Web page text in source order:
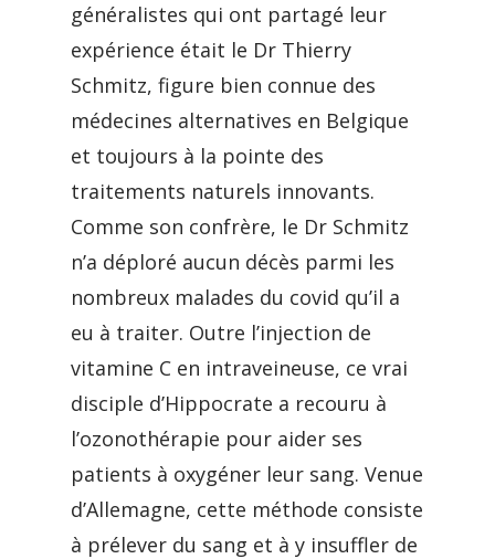
généralistes qui ont partagé leur
expérience était le Dr Thierry
Schmitz, figure bien connue des
médecines alternatives en Belgique
et toujours à la pointe des
traitements naturels innovants.
Comme son confrère, le Dr Schmitz
n’a déploré aucun décès parmi les
nombreux malades du covid qu’il a
eu à traiter. Outre l’injection de
vitamine C en intraveineuse, ce vrai
disciple d’Hippocrate a recouru à
l’ozonothérapie pour aider ses
patients à oxygéner leur sang. Venue
d’Allemagne, cette méthode consiste
à prélever du sang et à y insuffler de